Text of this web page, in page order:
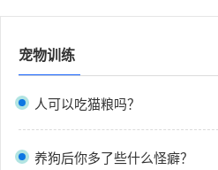
宠物训练
人可以吃猫粮吗？
养狗后你多了些什么怪癖？